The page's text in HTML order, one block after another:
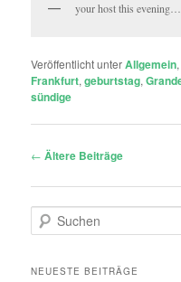
your host this
Veröffentlicht unterAllgemein,
Frankfurt,geburtstag,
sündige
Beitragsnavigation
← Ältere Beiträge
u
h
NEUESTE BEITRÄGE